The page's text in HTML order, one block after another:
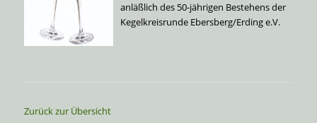
anläßlich des 50-jährigen Bestehens der
Kegelkreisrunde Ebersberg/Erding e.V.
Zurück zur Übersicht